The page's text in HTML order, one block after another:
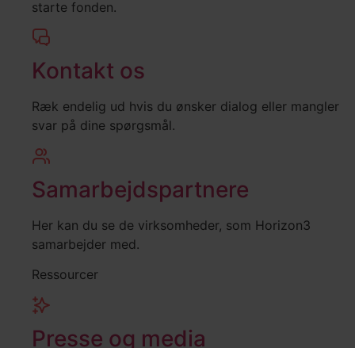
starte fonden.
Kontakt os
Ræk endelig ud hvis du ønsker dialog eller mangler
svar på dine spørgsmål.
Samarbejdspartnere
Her kan du se de virksomheder, som Horizon3
samarbejder med.
Ressourcer
Presse og media